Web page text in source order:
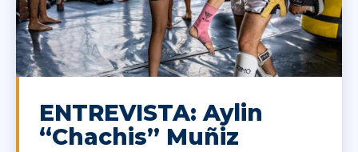
ENTREVISTA: Aylin
“Chachis” Muñiz